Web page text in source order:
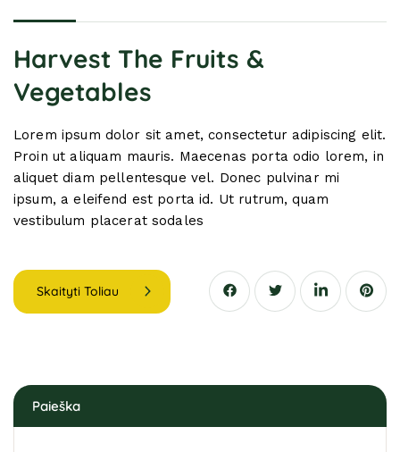
Harvest The Fruits &
Vegetables
Lorem ipsum dolor sit amet, consectetur adipiscing elit.
Proin ut aliquam mauris. Maecenas porta odio lorem, in
aliquet diam pellentesque vel. Donec pulvinar mi
ipsum, a eleifend est porta id. Ut rutrum, quam
vestibulum placerat sodales
Skaityti Toliau
Paieška